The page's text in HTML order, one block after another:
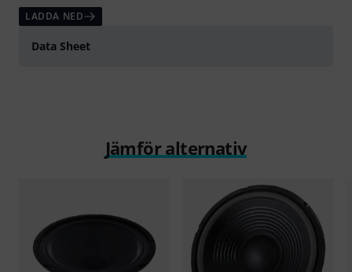
LADDA NED
Data Sheet
Jämför alternativ